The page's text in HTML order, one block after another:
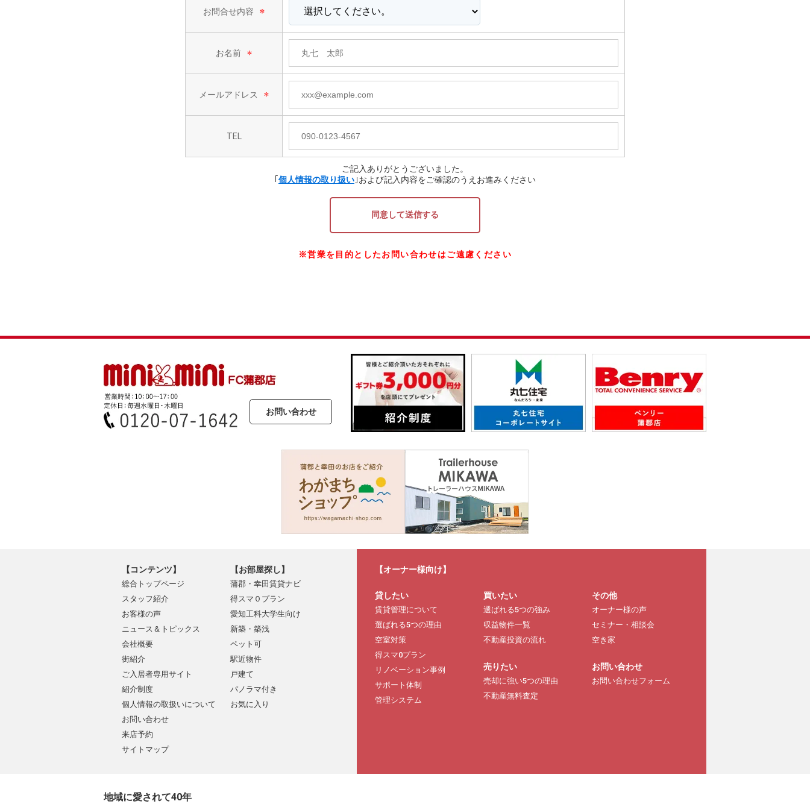
お問合せ内容
お名前
メールアドレス
TEL
ご記入ありがとうございました。
個人情報の取り扱い ｣および記入内容をご確認のうえ お進みください
同意して送信する
※営業を目的としたお問い合わせはご遠慮ください
お問い合わせ
【コンテンツ】
総合トップページ
スタッフ紹介
お客様の声
ニュース＆トピックス
会社概要
街紹介
ご入居者専用サイト
紹介制度
個人情報の取扱いについて
お問い合わせ
来店予約
サイトマップ
【お部屋探し】
蒲郡・幸田賃貸ナビ
得スマ０プラン
愛知工科大学生向け
新築・築浅
ペット可
駅近物件
戸建て
パノラマ付き
お気に入り
【オーナー様向け】
貸したい
賃貸管理について
選ばれる5つの理由
空室対策
得スマ0プラン
リノベーション事例
サポート体制
管理システム
買いたい
選ばれる5つの強み
収益物件一覧
不動産投資の流れ
売りたい
売却に強い5つの理由
不動産無料査定
その他
オーナー様の声
セミナー・相談会
空き家
お問い合わせ
お問い合わせフォーム
地域に愛されて40年